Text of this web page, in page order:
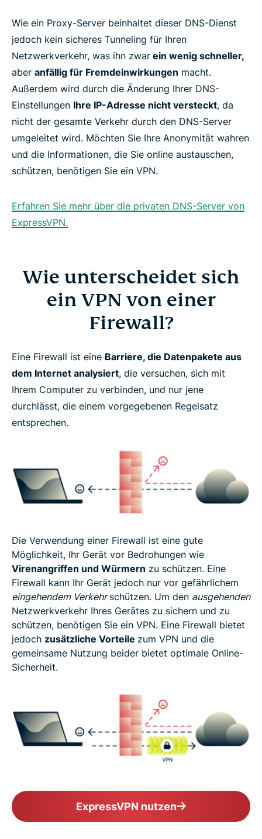
Wie ein Proxy-Server beinhaltet dieser DNS-Dienst
jedoch kein sicheres Tunneling für Ihren
Netzwerkverkehr, was ihn zwar ein wenig schneller,
aber anfällig für Fremdeinwirkungen macht.
Außerdem wird durch die Änderung Ihrer DNS-
Einstellungen Ihre IP-Adresse nicht versteckt, da
nicht der gesamte Verkehr durch den DNS-Server
umgeleitet wird. Möchten Sie Ihre Anonymität wahren
und die Informationen, die Sie online austauschen,
schützen, benötigen Sie ein VPN.
Erfahren Sie mehr über die privaten DNS-Server von
ExpressVPN.
Wie unterscheidet sich
ein VPN von einer
Firewall?
Eine Firewall ist eine Barriere, die Datenpakete aus
dem Internet analysiert, die versuchen, sich mit
Ihrem Computer zu verbinden, und nur jene
durchlässt, die einem vorgegebenen Regelsatz
entsprechen.
Die Verwendung einer Firewall ist eine gute
Möglichkeit, Ihr Gerät vor Bedrohungen wie
Virenangriffen und Würmern zu schützen. Eine
Firewall kann Ihr Gerät jedoch nur vor gefährlichem
eingehendem Verkehrschützen. Um den ausgehenden
Netzwerkverkehr Ihres Gerätes zu sichern und zu
schützen, benötigen Sie ein VPN. Eine Firewall bietet
jedoch zusätzliche Vorteile zum VPN und die
gemeinsame Nutzung beider bietet optimale Online-
Sicherheit.
ExpressVPN nutzen